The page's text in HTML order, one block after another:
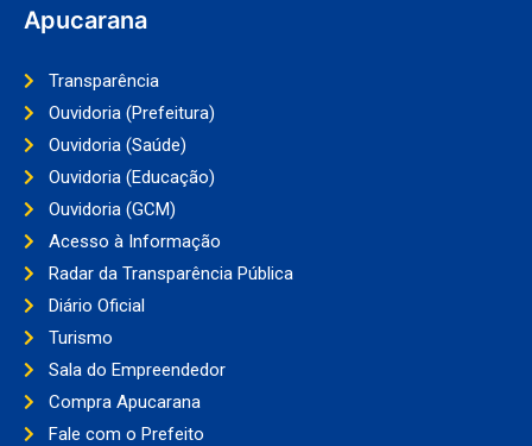
Apucarana
Transparência
Ouvidoria (Prefeitura)
Ouvidoria (Saúde)
Ouvidoria (Educação)
Ouvidoria (GCM)
Acesso à Informação
Radar da Transparência Pública
Diário Oficial
Turismo
Sala do Empreendedor
Compra Apucarana
Fale com o Prefeito